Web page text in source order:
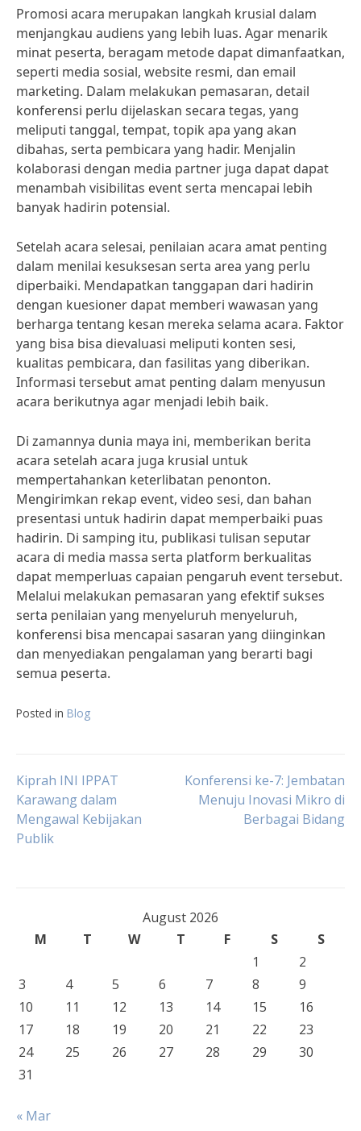
Promosi acara merupakan langkah krusial dalam
menjangkau audiens yang lebih luas. Agar menarik
minat peserta, beragam metode dapat dimanfaatkan,
seperti media sosial, website resmi, dan email
marketing. Dalam melakukan pemasaran, detail
konferensi perlu dijelaskan secara tegas, yang
meliputi tanggal, tempat, topik apa yang akan
dibahas, serta pembicara yang hadir. Menjalin
kolaborasi dengan media partner juga dapat dapat
menambah visibilitas event serta mencapai lebih
banyak hadirin potensial.
Setelah acara selesai, penilaian acara amat penting
dalam menilai kesuksesan serta area yang perlu
diperbaiki. Mendapatkan tanggapan dari hadirin
dengan kuesioner dapat memberi wawasan yang
berharga tentang kesan mereka selama acara. Faktor
yang bisa bisa dievaluasi meliputi konten sesi,
kualitas pembicara, dan fasilitas yang diberikan.
Informasi tersebut amat penting dalam menyusun
acara berikutnya agar menjadi lebih baik.
Di zamannya dunia maya ini, memberikan berita
acara setelah acara juga krusial untuk
mempertahankan keterlibatan penonton.
Mengirimkan rekap event, video sesi, dan bahan
presentasi untuk hadirin dapat memperbaiki puas
hadirin. Di samping itu, publikasi tulisan seputar
acara di media massa serta platform berkualitas
dapat memperluas capaian pengaruh event tersebut.
Melalui melakukan pemasaran yang efektif sukses
serta penilaian yang menyeluruh menyeluruh,
konferensi bisa mencapai sasaran yang diinginkan
dan menyediakan pengalaman yang berarti bagi
semua peserta.
Posted in Blog
Post
navigation
Kiprah INI IPPAT
Karawang dalam
Mengawal Kebijakan
Publik
Konferensi ke-7: Jembatan
Menuju Inovasi Mikro di
Berbagai Bidang
August 2026
M
T W T F S
S
1
2
3
4 5 6 7 8
9
10
11 12 13 14 15
16
17
18 19 20 21 22
23
24
25 26 27 28 29
30
31
« Mar